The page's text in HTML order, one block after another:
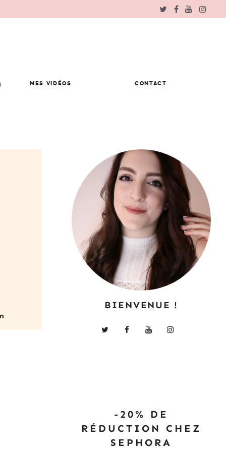
MES VIDÉOS CONTACT
BIENVENUE !
-20% DE
RÉDUCTION CHEZ
SEPHORA